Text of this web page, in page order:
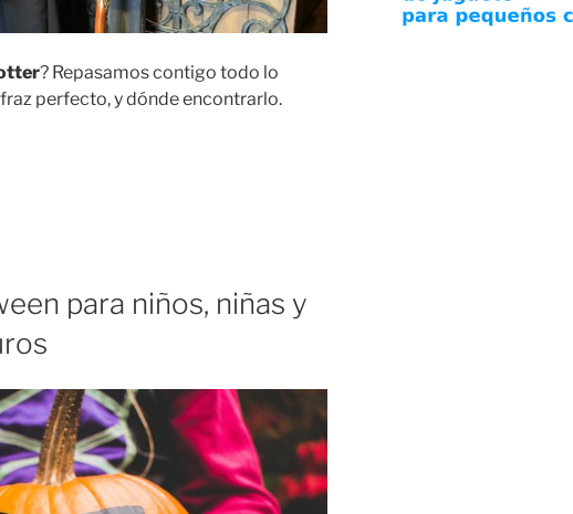
? Repasamos contigo todo lo
perfecto, y dónde encontrarlo.
para niños, niñas y